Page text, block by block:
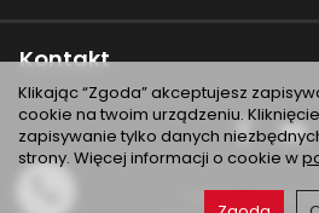
Kontakt
koszty
Klikając “Zgoda” akceptujesz
cookie na twoim urządzeniu.
zapisywanie tylko danych
strony. Więcej informacji o cookie w